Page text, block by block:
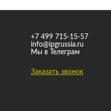
+7 499 715-15-57
info@ipgrussia.ru
Мы в Телеграм
Заказать звонок